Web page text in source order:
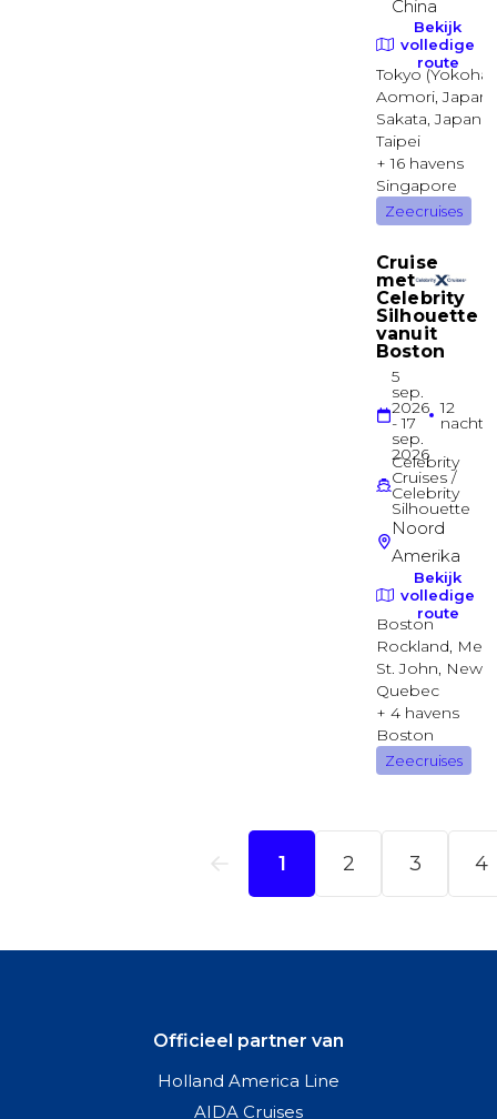
Officieel partner van
Holland America Line
AIDA Cruises